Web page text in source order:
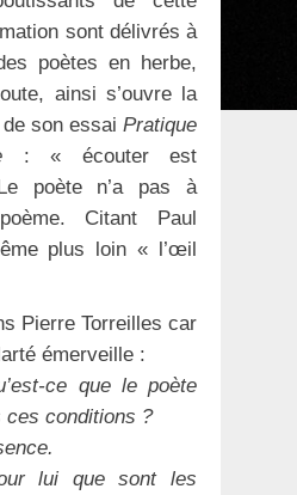
sont délivrés à
poètes en herbe,
ainsi s’ouvre la
son essai Pratique
: « écouter est
poète n’a pas à
Citant Paul
plus loin « l’œil
Pierre Torreilles car
émerveille :
ce que le poète
ces conditions ?
lui que sont les